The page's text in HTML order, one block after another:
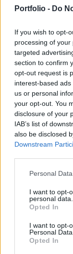
Portfolio - Do
If you wish to opt-
processing of
targeted
section to confirm
opt-out request is
interest-based
us or personal
your opt-out. You
disclosure of your
IAB’s list of
also be disclosed
Downstream
Personal
I want to opt-
personal data.
Opted In
I want to opt-
Personal Data.
Opted In
teremtett az
Portfolio
Investment Day
keressük a
kérdésekre.
következő évek
kötvény-,
érdemes
KEDVES
tartozik,
Az előfizetés a
Kötéslisták:
kötéslistái